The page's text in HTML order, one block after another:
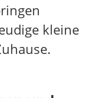
kleine